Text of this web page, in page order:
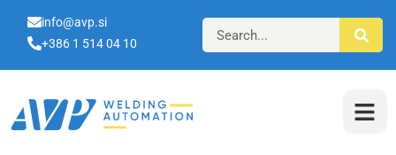
info@avp.si
+386 1 514 04 10